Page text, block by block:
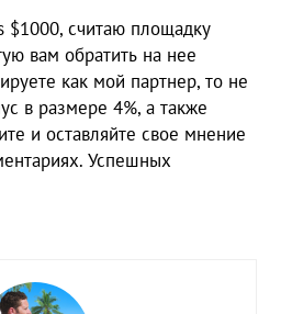
$1000, считаю площадку
вам обратить на нее
как мой партнер, то не
в размере 4%, а также
и оставляйте свое мнение
Успешных